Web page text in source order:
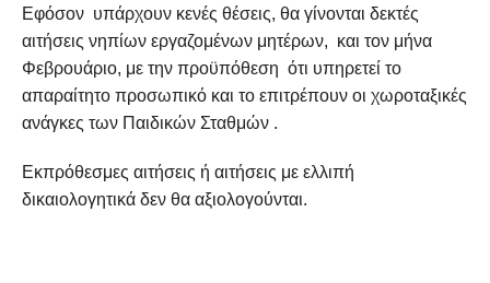
Εφόσον υπάρχουν κενές θέσεις, θα γίνονται δεκτές
αιτήσεις νηπίων εργαζομένων μητέρων, και τον μήνα
Φεβρουάριο, με την προϋπόθεση ότι υπηρετεί το
απαραίτητο προσωπικό και το επιτρέπουν οι χωροταξικές
ανάγκες των Παιδικών Σταθμών .
Εκπρόθεσμες αιτήσεις ή αιτήσεις με ελλιπή
δικαιολογητικά δεν θα αξιολογούνται.